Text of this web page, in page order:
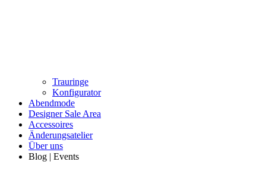
Trauringe
Konfigurator
Abendmode
Designer Sale Area
Accessoires
Änderungsatelier
Über uns
Blog | Events